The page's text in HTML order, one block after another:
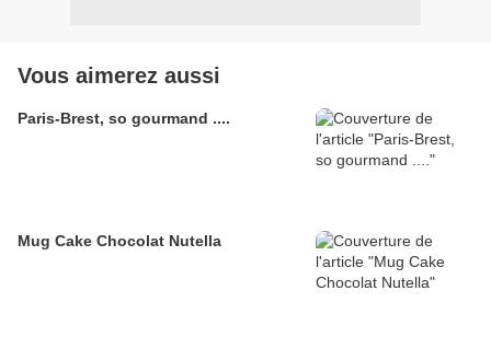
Vous aimerez aussi
Paris-Brest, so gourmand ....
Mug Cake Chocolat Nutella